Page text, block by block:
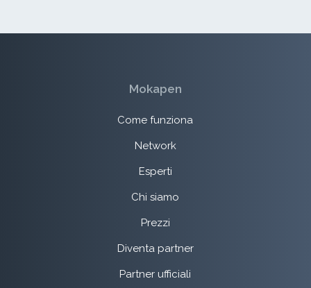
Mokapen
Come funziona
Network
Esperti
Chi siamo
Prezzi
Diventa partner
Partner ufficiali